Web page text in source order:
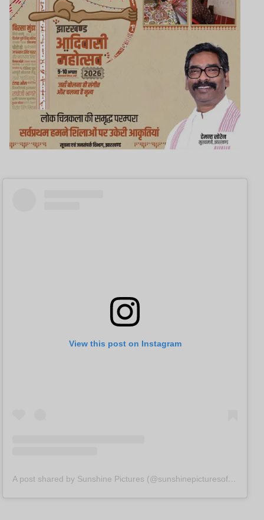
View this post on Instagram